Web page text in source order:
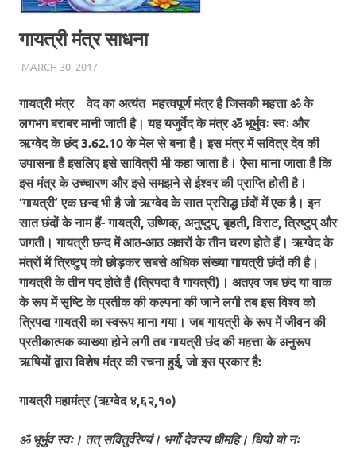
गायत्री मंत्र साधना
MARCH 30, 2017CHA_ADMIN
BLOG
गायत्री मंत्र वेद का अत्यंत महत्त्वपूर्ण मंत्र है जिसकी महत्ता ॐ के
लगभग बराबर मानी जाती है। यह यजुर्वेद के मंत्र ॐ भूर्भुवः स्वः और
ऋग्वेद के छंद 3.62.10 के मेल से बना है। इस मंत्र में सवित्र देव की
उपासना है इसलिए इसे सावित्री भी कहा जाता है। ऐसा माना जाता है कि
इस मंत्र के उच्चारण और इसे समझने से ईश्वर की प्राप्ति होती है।
‘गायत्री’ एक छन्द भी है जो ऋग्वेद के सात प्रसिद्ध छंदों में एक है। इन
सात छंदों के नाम हैं- गायत्री, उष्णिक्, अनुष्टुप्, बृहती, विराट, त्रिष्टुप् और
जगती। गायत्री छन्द में आठ-आठ अक्षरों के तीन चरण होते हैं। ऋग्वेद के
मंत्रों में त्रिष्टुप् को छोड़कर सबसे अधिक संख्या गायत्री छंदों की है।
गायत्री के तीन पद होते हैं (त्रिपदा वै गायत्री)। अतएव जब छंद या वाक
के रूप में सृष्टि के प्रतीक की कल्पना की जाने लगी तब इस विश्व को
त्रिपदा गायत्री का स्वरूप माना गया। जब गायत्री के रूप में जीवन की
प्रतीकात्मक व्याख्या होने लगी तब गायत्री छंद की महत्ता के अनुरूप
ऋषियों द्वारा विशेष मंत्र की रचना हुई, जो इस प्रकार है:
गायत्री महामंत्र(ऋग्वेद ४,६२,१०)
ॐ भूर्भुव स्वः। तत् सवितुर्वरेण्यं। भर्गो देवस्य धीमहि। धियो यो नः